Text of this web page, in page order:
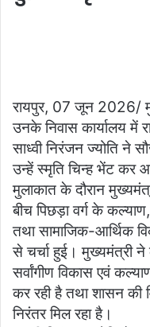
रायपुर, 07 जून 2026/
उनके निवास कार्यालय में
साध्वी निरंजन ज्योति ने
उन्हें स्मृति चिन्ह भेंट कर
मुलाकात के दौरान
बीच पिछड़ा वर्ग के
तथा सामाजिक-आर्थिक
से चर्चा हुई। मुख्यमंत्री ने
सर्वांगीण विकास एवं
कर रही है तथा शासन की
निरंतर मिल रहा है।